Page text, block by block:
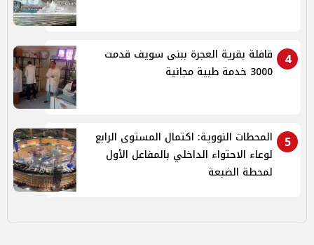
4
قافلة بقرية العجرة ببنى سويف قدمت
3000 خدمة طبية مجانية
5
المحطات النووية: اكتمال المستوى الرابع
لوعاء الاحتواء الداخلي بالمفاعل الأول
لمحطة الضبعة